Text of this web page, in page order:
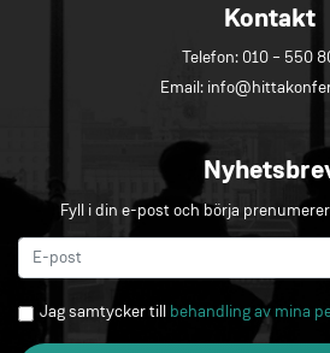
Kontakt
Telefon: 010 – 550
Email:
Fyll i din e-post och börja
Jag samtycker till behandling av mina